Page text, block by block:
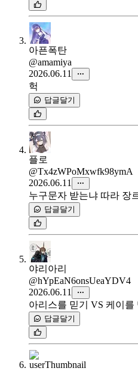
아픈폭탄
@amamiya
2026.06.11
헉
답글달기
플로
@Tx4zWPoMxwfk98ymA
2026.06.11
누구문자 받는냐 따라 장
답글달기
야리아리
@hYpEaN6onsUeaYDV4
2026.06.11
아리스를 믿기 VS 케이를
답글달기